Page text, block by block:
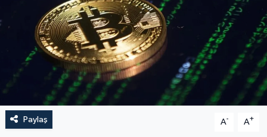
Paylaş A- A+